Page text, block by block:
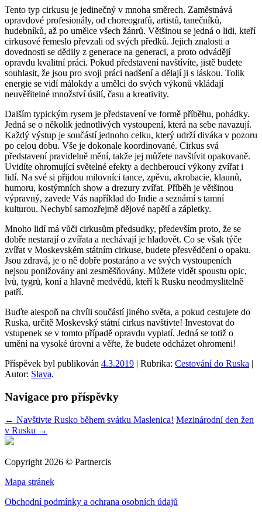
Tento typ cirkusu je jedinečný v mnoha směrech. Zaměstnává
opravdové profesionály, od choreografů, artistů, tanečníků,
hudebníků, až po umělce všech žánrů. Většinou se jedná o lidi, kteří
cirkusové řemeslo převzali od svých předků. Jejich znalosti a
dovednosti se dědily z generace na generaci, a proto odvádějí
opravdu kvalitní práci. Pokud představení navštívíte, jistě budete
souhlasit, že jsou pro svoji práci nadšení a dělají ji s láskou. Tolik
energie se vidí málokdy a umělci do svých výkonů vkládají
neuvěřitelné množství úsilí, času a kreativity.
Dalším typickým rysem je představení ve formě příběhu, pohádky.
Jedná se o několik jednotlivých vystoupení, která na sebe navazují.
Každý výstup je součástí jednoho celku, který udrží diváka v pozoru
po celou dobu. Vše je dokonale koordinované. Cirkus svá
představení pravidelně mění, takže jej můžete navštívit opakovaně.
Uvidíte ohromující světelné efekty a dechberoucí výkony zvířat i
lidí. Na své si přijdou milovníci tance, zpěvu, akrobacie, klaunů,
humoru, kostýmních show a drezury zvířat. Příběh je většinou
výpravný, zavede Vás například do Indie a seznámí s tamní
kulturou. Nechybí samozřejmě dějové napětí a zápletky.
Mnoho lidí má vůči cirkusům předsudky, především proto, že se
dobře nestarají o zvířata a nechávají je hladovět. Co se však týče
zvířat v Moskevském státním cirkuse, budete přesvědčeni o opaku.
Jsou zdravá, je o ně dobře postaráno a ve svých vystoupeních
nejsou ponižovány ani zesměšňovány. Můžete vidět spoustu opic,
lvů, tygrů, koní a hlavně medvědů, kteří k Rusku neodmyslitelně
patří.
Buďte alespoň na chvíli součástí jiného světa, a pokud cestujete do
Ruska, určitě Moskevský státní cirkus navštivte! Investovat do
vstupenek se v tomto případě opravdu vyplatí. Jedná se totiž o
umění na vysoké úrovni a věřte, že budete odcházet ohromeni!
Příspěvek byl publikován 4.3.2019 | Rubrika: Cestování do Ruska |
Autor: Slava.
Navigace pro příspěvky
← Navštivte Rusko během svátku Maslenica! Mezinárodní den žen
v Rusku →
Copyright 2026 © Partnercis
Mapa stránek
Obchodní podmínky a ochrana osobních údajů